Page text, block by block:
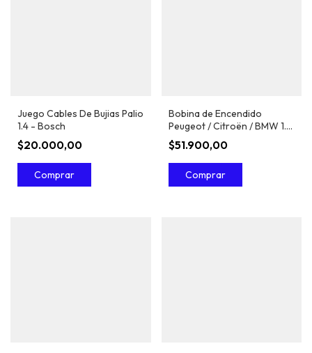
Juego Cables De Bujias Palio
1.4 - Bosch
$20.000,00
Bobina de Encendido
Peugeot / Citroën / BMW 1.6
THP (EP6) - Bosch
$51.900,00